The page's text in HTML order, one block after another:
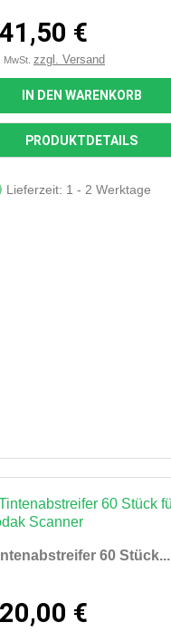
 Vorschau
€
MwSt. zzgl. Versand
IN DEN WARENKORB
PRODUKTDETAILS
Lieferzeit: 1 - 2 Werktage
60 Stück...
€